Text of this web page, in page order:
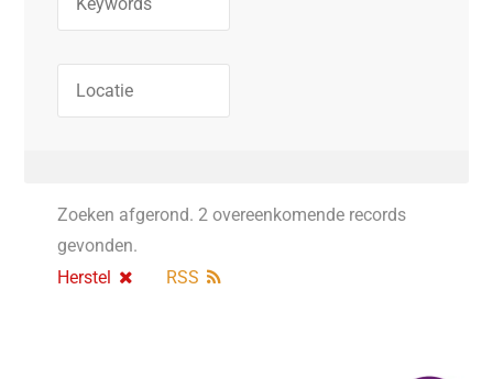
Zoeken afgerond. 2 overeenkomende records
gevonden.
Herstel
RSS